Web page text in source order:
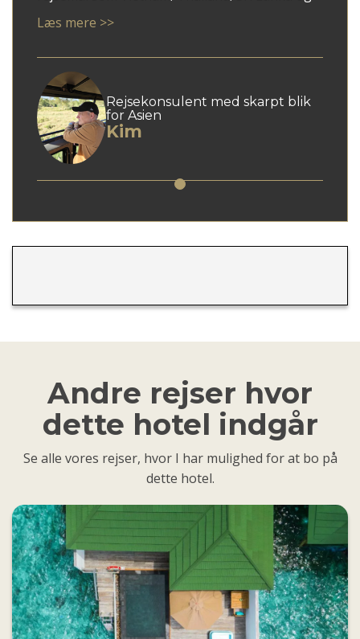
ikke mindst Japan.
tilgang, hvor dine ønsker mødes med faglig
indsigt og overblik. Han er god til at spotte,
hvad der giver mening for netop dig – uanset
om du søger autentiske oplevelser, høj
komfort eller en blanding af begge dele.
Læs mere >>
Rejsekonsulent med skarpt blik
for Asien
Kim
Andre rejser hvor
dette hotel indgår
Se alle vores rejser, hvor I har mulighed for at bo på
dette hotel.